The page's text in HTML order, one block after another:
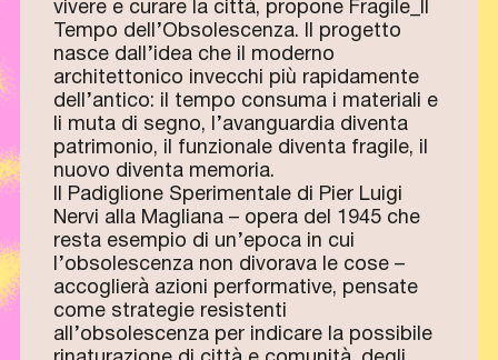
vivere e curare la città, propone Fragile_Il
Tempo dell’Obsolescenza. Il progetto
nasce dall’idea che il moderno
architettonico invecchi più rapidamente
dell’antico: il tempo consuma i materiali e
li muta di segno, l’avanguardia diventa
patrimonio, il funzionale diventa fragile, il
nuovo diventa memoria.
Il Padiglione Sperimentale di Pier Luigi
Nervi alla Magliana – opera del 1945 che
resta esempio di un’epoca in cui
l’obsolescenza non divorava le cose –
accoglierà azioni performative, pensate
come strategie resistenti
all’obsolescenza per indicare la possibile